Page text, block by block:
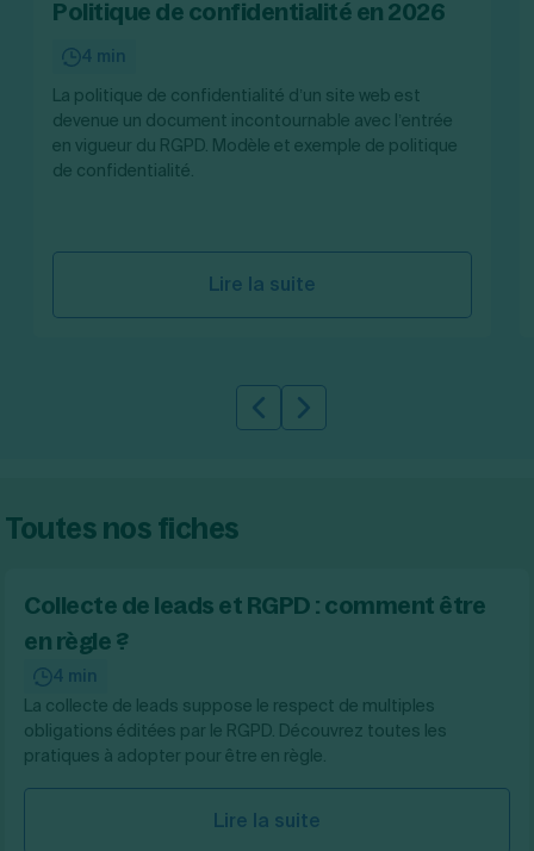
Toutes les modifications
Je souhaite être accompagné
Découvrez notre cabinet d'expertise comptable
LS Compta
Création d'EURL
Création de SASU
Création de SARL
Création de SAS
Création de SCI
Création d'association
Aides à la création d’entreprise
Création d'entreprise
Politique de confidentialité en 2026
4 min
La politique de confidentialité d’un site web est
devenue un document incontournable avec l’entrée
en vigueur du RGPD. Modèle et exemple de politique
de confidentialité.
Lire la suite
Slide précédente
Slide suivante
Toutes nos fiches
Collecte de leads et RGPD : comment être
en règle ?
4 min
La collecte de leads suppose le respect de multiples
obligations éditées par le RGPD. Découvrez toutes les
pratiques à adopter pour être en règle.
Lire la suite